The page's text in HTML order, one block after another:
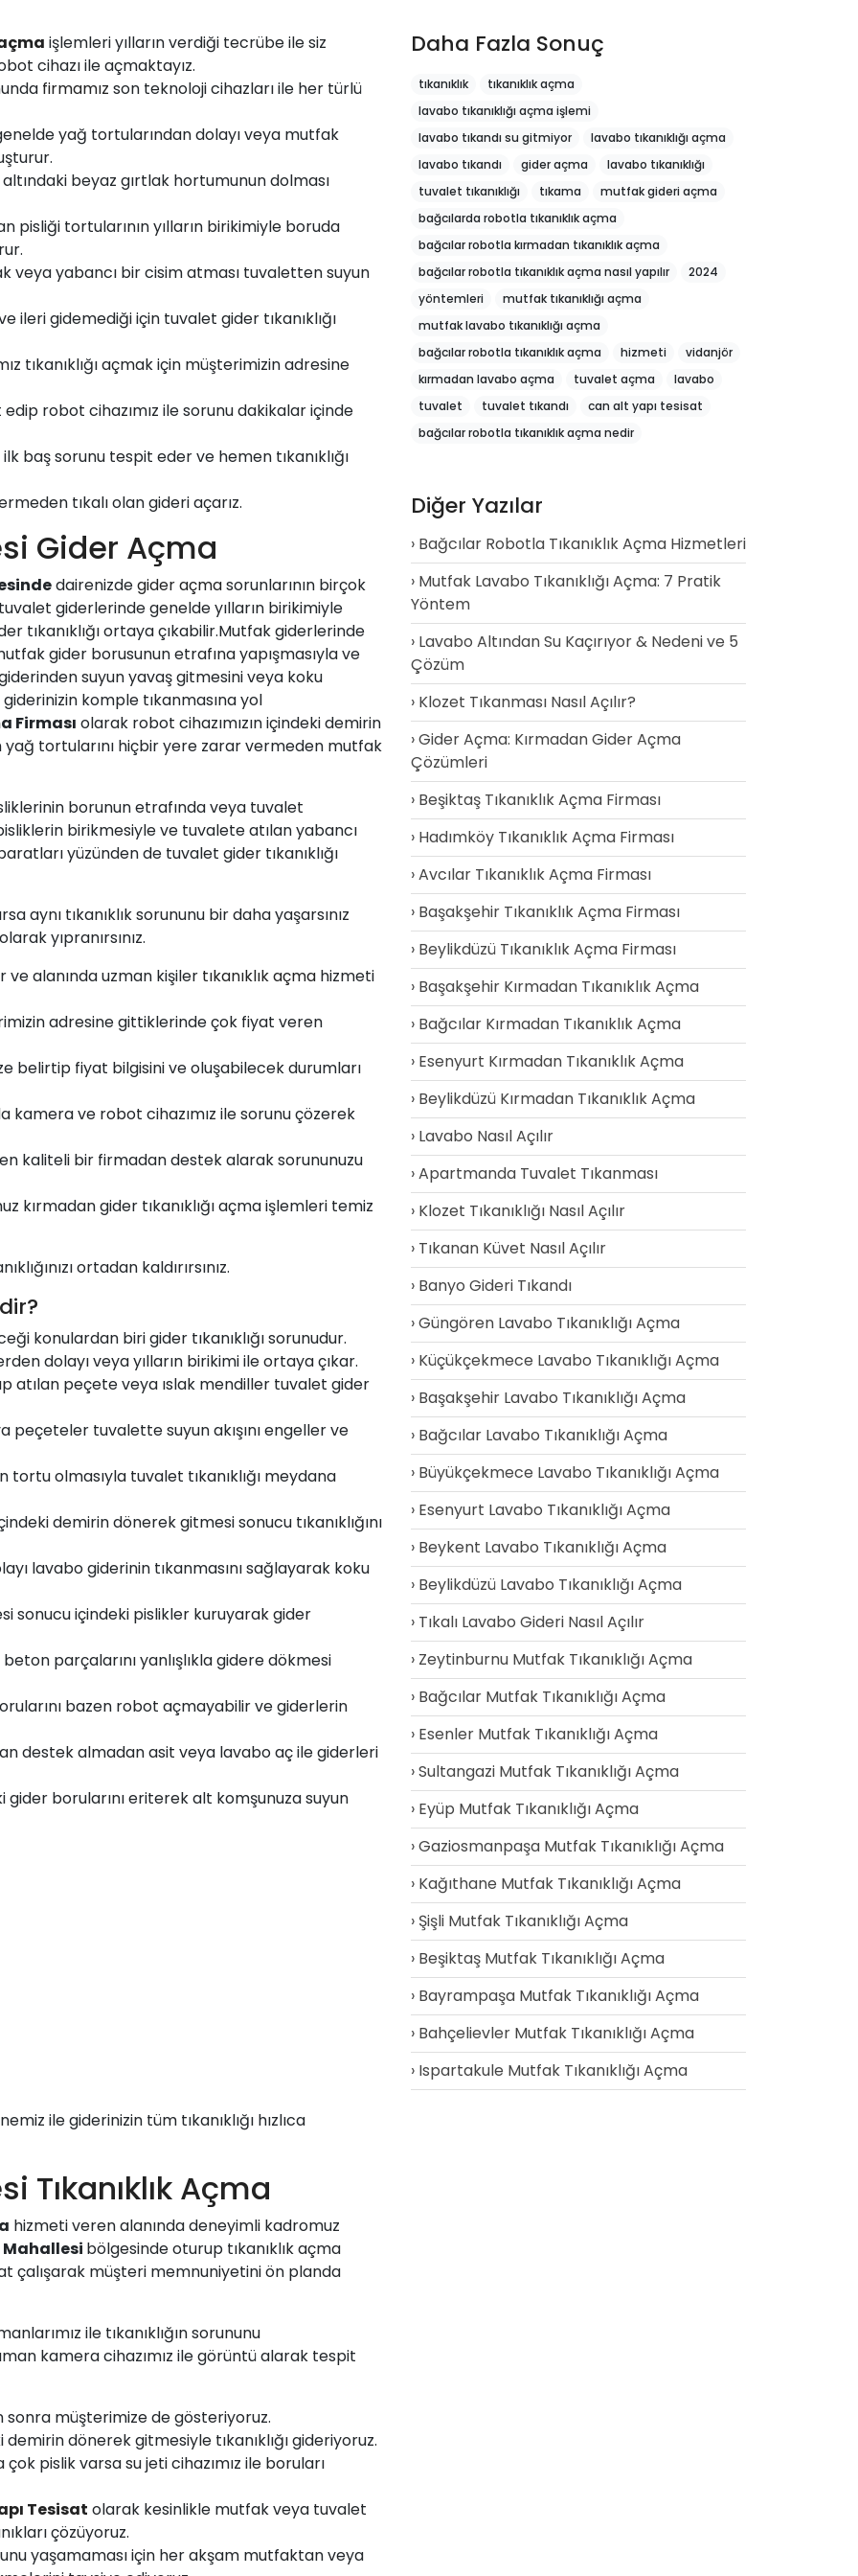
işlemleri yılların verdiği tecrübe ile siz
cihazı ile açmaktayız.
firmamız son teknoloji cihazları ile her türlü
yağ tortularından dolayı veya mutfak
beyaz gırtlak hortumunun dolması
pisliği tortularının yılların birikimiyle boruda
veya yabancı bir cisim atması tuvaletten suyun
ileri gidemediği için tuvalet gider tıkanıklığı
tıkanıklığı açmak için müşterimizin adresine
edip robot cihazımız ile sorunu dakikalar içinde
baş sorunu tespit eder ve hemen tıkanıklığı
tıkalı olan gideri açarız.
Gider Açma
dairenizdegider açmasorunlarının birçok
giderlerinde genelde yılların birikimiyle
tıkanıklığı ortaya çıkabilir.Mutfak giderlerinde
gider borusunun etrafına yapışmasıyla ve
suyun yavaş gitmesini veya koku
komple tıkanmasına yol
Firması olarak robot cihazımızın içindeki demirin
tortularını hiçbir yere zarar vermeden mutfak
borunun etrafında veya tuvalet
birikmesiyle ve tuvalete atılan yabancı
yüzünden de tuvalet gider tıkanıklığı
aynı tıkanıklık sorununu bir daha yaşarsınız
yıpranırsınız.
ve alanında uzman kişiler tıkanıklık açma hizmeti
adresine gittiklerinde çok fiyat veren
belirtip fiyat bilgisini ve oluşabilecek durumları
ve robot cihazımız ile sorunu çözerek
kaliteli bir firmadan destek alarak sorununuzu
kırmadan gider tıkanıklığı açma işlemleri temiz
ortadan kaldırırsınız.
konulardan biri gider tıkanıklığı sorunudur.
dolayı veya yılların birikimi ile ortaya çıkar.
atılan peçete veya ıslak mendiller tuvalet gider
peçeteler tuvalette suyun akışını engeller ve
tortu olmasıyla tuvalet tıkanıklığı meydana
demirin dönerek gitmesi sonucu tıkanıklığını
lavabo giderinin tıkanmasını sağlayarak koku
sonucu içindeki pislikler kuruyarak gider
parçalarını yanlışlıkla gidere dökmesi
bazen robot açmayabilir ve giderlerin
destek almadan asit veya lavabo aç ile giderleri
borularını eriterek alt komşunuza suyun
ile giderinizin tüm tıkanıklığı hızlıca
Açma
hizmeti veren alanında deneyimli kadromuz
bölgesinde oturup tıkanıklık açma
çalışarak müşteri memnuniyetini ön planda
ile tıkanıklığın sorununu
kamera cihazımız ile görüntü alarak tespit
sonra müşterimize de gösteriyoruz.
dönerek gitmesiyle tıkanıklığı gideriyoruz.
pislik varsa su jeti cihazımız ile boruları
Tesisat olarak kesinlikle mutfak veya tuvalet
çözüyoruz.
yaşamaması için her akşam mutfaktan veya
Daha Fazla Sonuç
tıkanıklık
tıkanıklık açma
lavabo tıkanıklığı açma işlemi
lavabo tıkandı su gitmiyor
lavabo tıkanıklığı açma
lavabo tıkandı
gider açma
lavabo tıkanıklığı
tuvalet tıkanıklığı
tıkama
mutfak gideri açma
bağcılarda robotla tıkanıklık açma
bağcılar robotla kırmadan tıkanıklık açma
bağcılar robotla tıkanıklık açma nasıl yapılır
2024
yöntemleri
mutfak tıkanıklığı açma
mutfak lavabo tıkanıklığı açma
bağcılar robotla tıkanıklık açma
hizmeti
vidanjör
kırmadan lavabo açma
tuvalet açma
lavabo
tuvalet
tuvalet tıkandı
can alt yapı tesisat
bağcılar robotla tıkanıklık açma nedir
Diğer Yazılar
Bağcılar Robotla Tıkanıklık Açma Hizmetleri
Mutfak Lavabo Tıkanıklığı Açma: 7 Pratik
Yöntem
Lavabo Altından Su Kaçırıyor & Nedeni ve 5
Çözüm
Klozet Tıkanması Nasıl Açılır?
Gider Açma: Kırmadan Gider Açma
Çözümleri
Beşiktaş Tıkanıklık Açma Firması
Hadımköy Tıkanıklık Açma Firması
Avcılar Tıkanıklık Açma Firması
Başakşehir Tıkanıklık Açma Firması
Beylikdüzü Tıkanıklık Açma Firması
Başakşehir Kırmadan Tıkanıklık Açma
Bağcılar Kırmadan Tıkanıklık Açma
Esenyurt Kırmadan Tıkanıklık Açma
Beylikdüzü Kırmadan Tıkanıklık Açma
Lavabo Nasıl Açılır
Apartmanda Tuvalet Tıkanması
Klozet Tıkanıklığı Nasıl Açılır
Tıkanan Küvet Nasıl Açılır
Banyo Gideri Tıkandı
Güngören Lavabo Tıkanıklığı Açma
Küçükçekmece Lavabo Tıkanıklığı Açma
Başakşehir Lavabo Tıkanıklığı Açma
Bağcılar Lavabo Tıkanıklığı Açma
Büyükçekmece Lavabo Tıkanıklığı Açma
Esenyurt Lavabo Tıkanıklığı Açma
Beykent Lavabo Tıkanıklığı Açma
Beylikdüzü Lavabo Tıkanıklığı Açma
Tıkalı Lavabo Gideri Nasıl Açılır
Zeytinburnu Mutfak Tıkanıklığı Açma
Bağcılar Mutfak Tıkanıklığı Açma
Esenler Mutfak Tıkanıklığı Açma
Sultangazi Mutfak Tıkanıklığı Açma
Eyüp Mutfak Tıkanıklığı Açma
Gaziosmanpaşa Mutfak Tıkanıklığı Açma
Kağıthane Mutfak Tıkanıklığı Açma
Şişli Mutfak Tıkanıklığı Açma
Beşiktaş Mutfak Tıkanıklığı Açma
Bayrampaşa Mutfak Tıkanıklığı Açma
Bahçelievler Mutfak Tıkanıklığı Açma
Ispartakule Mutfak Tıkanıklığı Açma